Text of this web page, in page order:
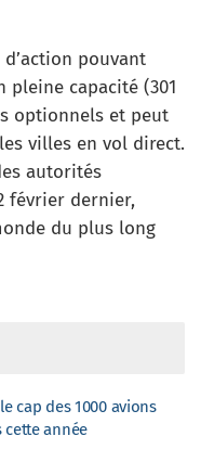
d’action pouvant
pleine capacité (301
optionnels et peut
villes en vol direct.
autorités
février dernier,
du plus long
cap des 1000 avions
cette année